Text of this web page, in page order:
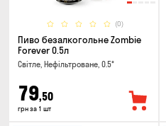
(0)
Пиво безалкогольне Zombie
Forever 0.5л
Світле, Нефільтроване, 0.5°
79,50
грн за 1 шт